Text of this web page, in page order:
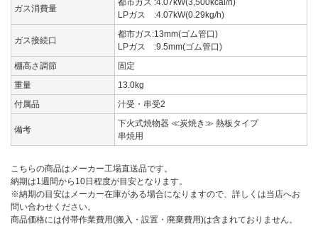
ガス消費量
都市ガス :4.07kW(3,500kcal/h)
LPガス :4.07kW(0.29kg/h)
ガス接続口
都市ガス:13mm(ゴム管口)
LPガス :9.5mm(ゴム管口)
棚高さ調節
固定
重量
13.0kg
付属品
汁受・串受2
備考
下火式焼物器 ≪炭焼き≫ 熱板タイプ
串焼用
こちらの商品はメーカー工場直送品です。
納期は1週間から10日程度が目安となります。
※納期の目安はメーカー在庫がある場合になりますので、詳しくは当店へお
問い合わせください。
商品価格には付帯作業費用(搬入・設置・廃棄費用)は含まれておりません。